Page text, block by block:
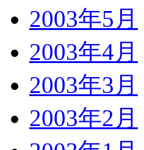
2003年5月
2003年4月
2003年3月
2003年2月